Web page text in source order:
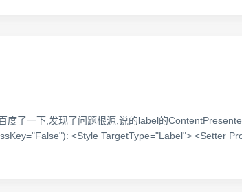
了一下,发现了问题根源,说的label的
<Style TargetType="Label"> <Setter